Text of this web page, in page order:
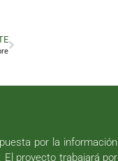
por la información
proyecto trabajará por